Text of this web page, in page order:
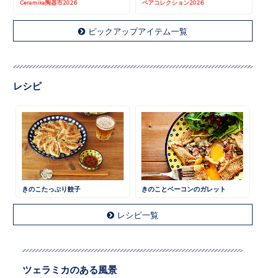
Ceramika陶器市2026 ペアコレクション2026
ピックアップアイテム一覧
レシピ
きのこたっぷり餃子 きのことベーコンのガレット
レシピ一覧
ツェラミカのある風景